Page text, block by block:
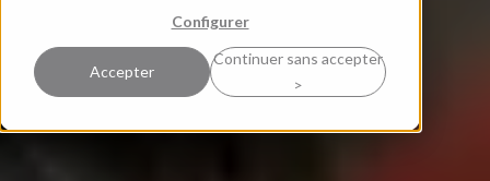
Configurer
Accepter
Continuer sans accepter
>